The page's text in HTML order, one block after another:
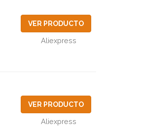
VER PRODUCTO
Aliexpress
VER PRODUCTO
Aliexpress